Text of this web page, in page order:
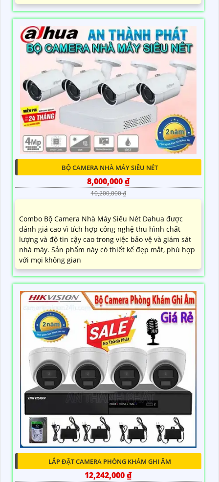
BỘ CAMERA NHÀ MÁY SIÊU NÉT
8,000,000 ₫
10,200,000 ₫
Combo Bộ Camera Nhà Máy Siêu Nét Dahua được
đánh giá cao vì tích hợp công nghệ thu hình chất
lượng và độ tin cậy cao trong việc bảo vệ và giám sát
nhà máy. Sản phẩm này có thiết kế đẹp mắt, phù hợp
với mọi không gian
LẮP ĐẶT CAMERA PHÒNG KHÁM GHI ÂM
12,242,000 ₫